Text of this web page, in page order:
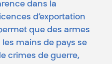
dans la
d’exportation
que des armes
mains de pays se
crimes de guerre,